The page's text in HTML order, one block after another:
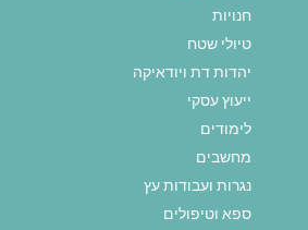
חנויות
טיולי שטח
יהדות דת ויודאיקה
ייעוץ עסקי
לימודים
מחשבים
נגרות ועבודות עץ
ספא וטיפולים